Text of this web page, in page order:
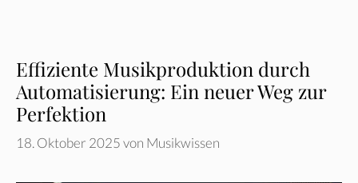
Effiziente Musikproduktion durch
Automatisierung: Ein neuer Weg zur
Perfektion
18. Oktober 2025von Musikwissen